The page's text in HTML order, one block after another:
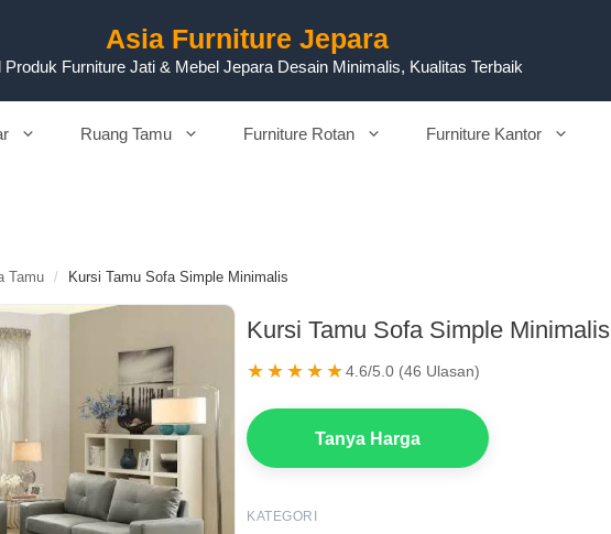
Asia Furniture Jepara
Produk Furniture Jati & Mebel Jepara Desain Minimalis, Kualitas Terbaik
Ruang Tamu Furniture Rotan Furniture Kantor
Tamu / Kursi Tamu Sofa Simple Minimalis
Kursi Tamu Sofa Simple Minimalis
★★★★★4.6/5.0 (46 Ulasan)
Tanya Harga
KATEGORI